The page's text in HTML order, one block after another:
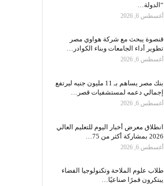
“الدولة…
أغسطس 6, 2026
قنصوة يبحث مع شركة هواوي مصر
تطوير أداء الجامعات وبناء الكوادر…
أغسطس 6, 2026
بنك مصر يساهم بـ 11 مليون جنيه ليرتفع
إجمالي دعمه لمستشفيات قصر…
أغسطس 6, 2026
انطلاق معرض أخبار اليوم للتعليم العالي
2026 بمشاركة أكثر من 75…
أغسطس 6, 2026
طلاب علوم الملاحة وتكنولوجيا الفضاء
يبتكرون قمرًا صناعيًا…